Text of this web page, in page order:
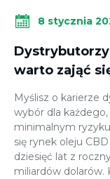
8 stycznia
warto zająć
Myślisz o karierze
wybór dla
minimalnym
się rynek oleju
dziesięć lat z
miliardów dolarów.